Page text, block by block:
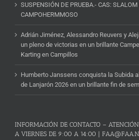
SUSPENSIÓN DE PRUEBA.- CAS: SLALOM
CAMPOHERMMOSO
Adrián Jiménez, Alessandro Reuvers y
un pleno de victorias en un brillante
Karting en Campillos
Humberto Janssens conquista la Subida
de Lanjarón 2026 en un brillante fin de
INFORMACIÓN DE CONTACTO –
A VIERNES DE 9:00 A 14:00 |